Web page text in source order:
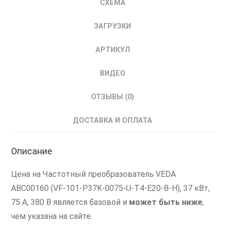
СХЕМА
ЗАГРУЗКИ
АРТИКУЛ
ВИДЕО
ОТЗЫВЫ (0)
ДОСТАВКА И ОПЛАТА
Описание
Цена на Частотный преобразователь VEDA
ABC00160 (VF-101-P37K-0075-U-T4-E20-B-H), 37 кВт,
75 А, 380 В является базовой и может быть ниже,
чем указана на сайте.